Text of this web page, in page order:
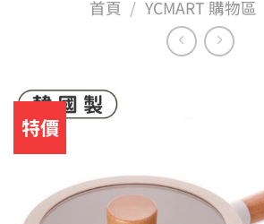
首頁 / YCMART 購物區
特價